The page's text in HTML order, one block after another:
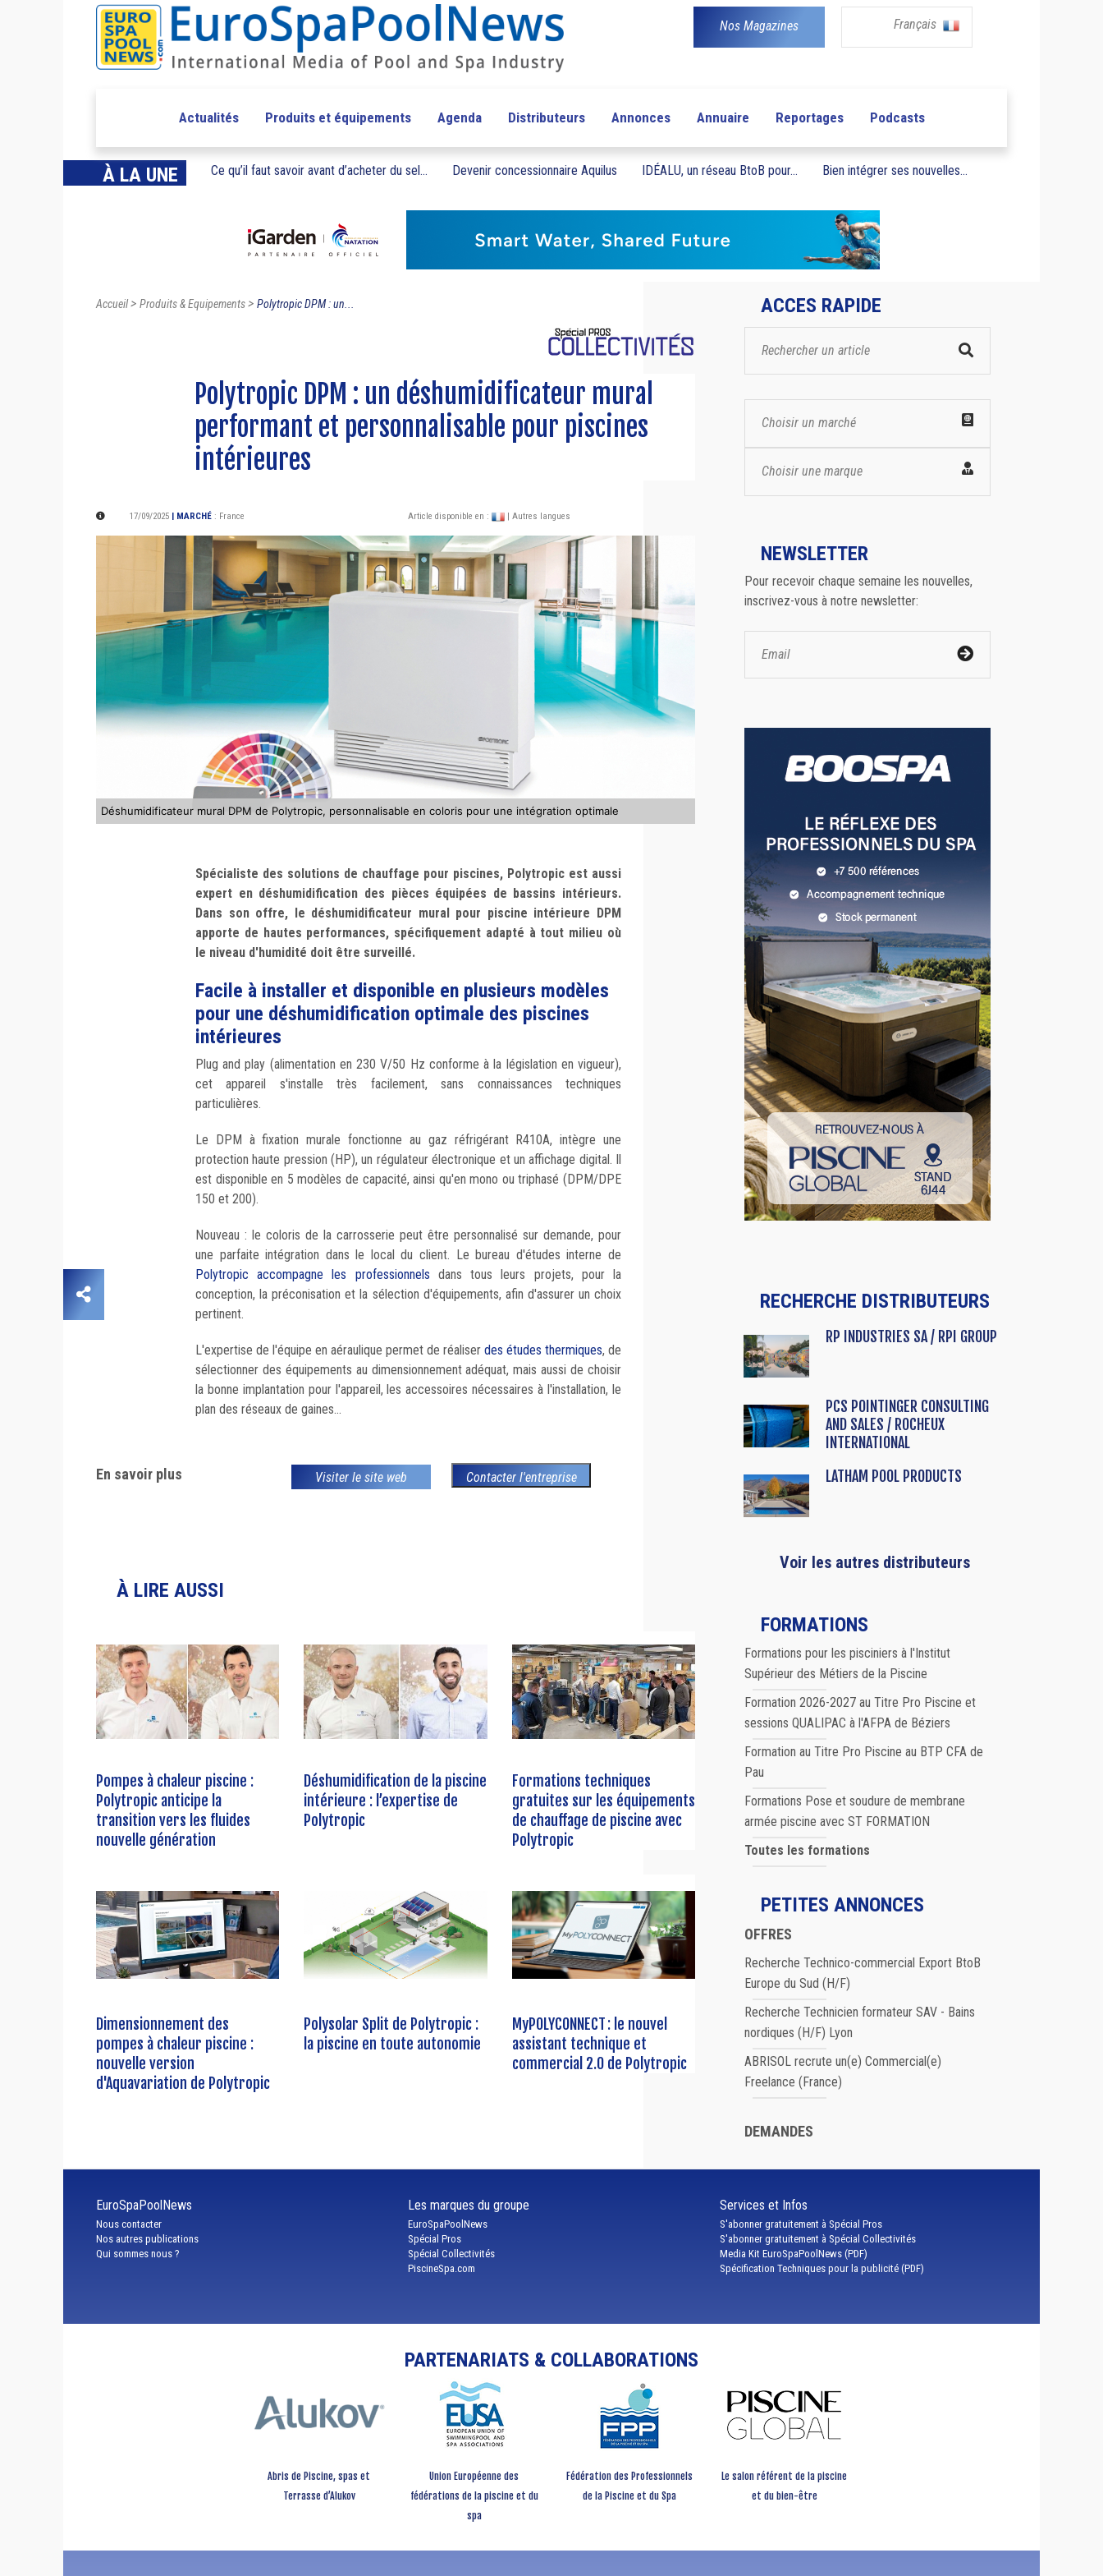
Nos Magazines Français
Actualités Produits et équipements Agenda Distributeurs Annonces Annuaire Reportages Podcasts
À LA UNE Ce qu’il faut savoir avant d’acheter du sel... Devenir concessionnaire Aquilus IDÉALU, un réseau BtoB pour... Bien intégrer ses nouvelles...
Accueil> Produits & Equipements> Polytropic DPM : un...
Polytropic DPM : un déshumidificateur mural
performant et personnalisable pour piscines
intérieures
17/09/2025 | MARCHÉ : France Article disponible en : | Autres langues
Déshumidificateur mural DPM de Polytropic, personnalisable en coloris pour une intégration optimale
Spécialiste des solutions de chauffage pour piscines, Polytropic est aussi
expert en déshumidification des pièces équipées de bassins intérieurs.
Dans son offre, le déshumidificateur mural pour piscine intérieure DPM
apporte de hautes performances, spécifiquement adapté à tout milieu où
le niveau d'humidité doit être surveillé.
Facile à installer et disponible en plusieurs modèles
pour une déshumidification optimale des piscines
intérieures
Plug and play (alimentation en 230 V/50 Hz conforme à la législation en vigueur),
cet appareil s'installe très facilement, sans connaissances techniques
particulières.
Le DPM à fixation murale fonctionne au gaz réfrigérant R410A, intègre une
protection haute pression (HP), un régulateur électronique et un affichage digital. Il
est disponible en 5 modèles de capacité, ainsi qu'en mono ou triphasé (DPM/DPE
150 et 200).
Nouveau : le coloris de la carrosserie peut être personnalisé sur demande, pour
une parfaite intégration dans le local du client. Le bureau d'études interne de
Polytropic accompagne les professionnels dans tous leurs projets, pour la
conception, la préconisation et la sélection d'équipements, afin d'assurer un choix
pertinent.
L'expertise de l'équipe en aéraulique permet de réaliser des études thermiques, de
sélectionner des équipements au dimensionnement adéquat, mais aussi de choisir
la bonne implantation pour l'appareil, les accessoires nécessaires à l'installation, le
plan des réseaux de gaines...
En savoir plus Visiter le site web Contacter l'entreprise
À LIRE AUSSI
Pompes à chaleur piscine :
Polytropic anticipe la
transition vers les fluides
nouvelle génération
Déshumidification de la piscine
intérieure : l’expertise de
Polytropic
Formations techniques
gratuites sur les équipements
de chauffage de piscine avec
Polytropic
Dimensionnement des
pompes à chaleur piscine :
nouvelle version
d'Aquavariation de Polytropic
Polysolar Split de Polytropic :
la piscine en toute autonomie
MyPOLYCONNECT : le nouvel
assistant technique et
commercial 2.0 de Polytropic
ACCES RAPIDE
Choisir un marché
Choisir une marque
NEWSLETTER
Pour recevoir chaque semaine les nouvelles,
inscrivez-vous à notre newsletter:
RECHERCHE DISTRIBUTEURS
RP INDUSTRIES SA / RPI GROUP
PCS POINTINGER CONSULTING
AND SALES / ROCHEUX
INTERNATIONAL
LATHAM POOL PRODUCTS
Voir les autres distributeurs
FORMATIONS
Formations pour les pisciniers à l'Institut
Supérieur des Métiers de la Piscine
Formation 2026-2027 au Titre Pro Piscine et
sessions QUALIPAC à l'AFPA de Béziers
Formation au Titre Pro Piscine au BTP CFA de
Pau
Formations Pose et soudure de membrane
armée piscine avec ST FORMATION
Toutes les formations
PETITES ANNONCES
OFFRES
Recherche Technico-commercial Export BtoB
Europe du Sud (H/F)
Recherche Technicien formateur SAV - Bains
nordiques (H/F) Lyon
ABRISOL recrute un(e) Commercial(e)
Freelance (France)
DEMANDES
EuroSpaPoolNews
Nous contacter
Nos autres publications
Qui sommes nous ?
Les marques du groupe
EuroSpaPoolNews
Spécial Pros
Spécial Collectivités
PiscineSpa.com
Services et Infos
S'abonner gratuitement à Spécial Pros
S'abonner gratuitement à Spécial Collectivités
Media Kit EuroSpaPoolNews (PDF)
Spécification Techniques pour la publicité (PDF)
PARTENARIATS & COLLABORATIONS
Abris de Piscine, spas et
Terrasse d’Alukov
Union Européenne des
fédérations de la piscine et du
spa
Fédération des Professionnels
de la Piscine et du Spa
Le salon référent de la piscine
et du bien-être